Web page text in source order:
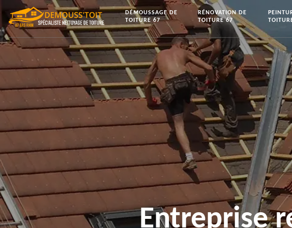
DÉMOUSSAGE DE
TOITURE 67
RÉNOVATION DE
TOITURE 67
Entreprise